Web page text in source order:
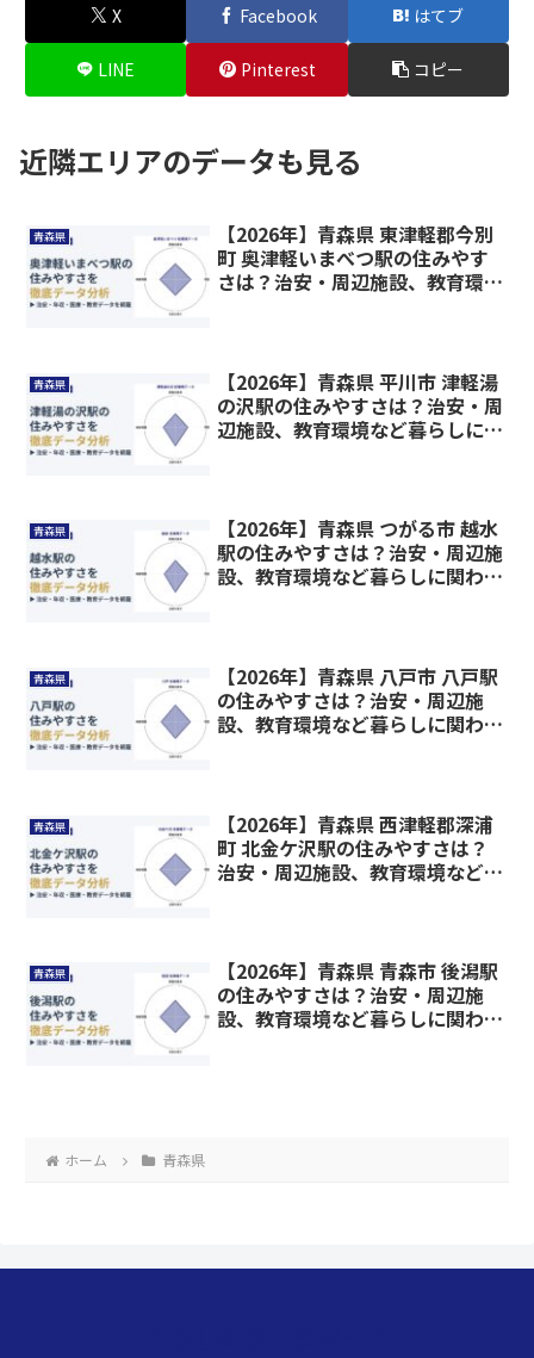
X Facebook はてブ
LINE Pinterest コピー
近隣エリアのデータも見る
青森県
【2026年】青森県 東津軽郡今別
町 奥津軽いまべつ駅の住みやす
さは？治安・周辺施設、教育環境
青森県
【2026年】青森県 平川市 津軽湯
の沢駅の住みやすさは？治安・周
辺施設、教育環境など暮らしに関
青森県
【2026年】青森県 つがる市 越水
駅の住みやすさは？治安・周辺施
設、教育環境など暮らしに関わる
青森県
【2026年】青森県 八戸市 八戸駅
の住みやすさは？治安・周辺施
設、教育環境など暮らしに関わる
青森県
【2026年】青森県 西津軽郡深浦
町 北金ケ沢駅の住みやすさは？
治安・周辺施設、教育環境など暮
青森県
【2026年】青森県 青森市 後潟駅
の住みやすさは？治安・周辺施
設、教育環境など暮らしに関わる
ホーム 青森県